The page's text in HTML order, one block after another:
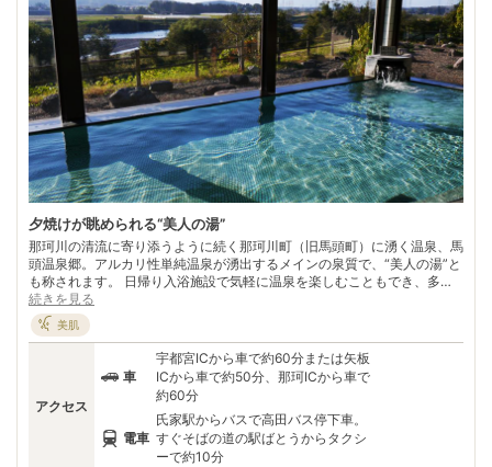
夕焼けが眺められる“美人の湯”
那珂川の清流に寄り添うように続く那珂川町（旧馬頭町）に湧く温泉、馬
頭温泉郷。アルカリ性単純温泉が湧出するメインの泉質で、“美人の湯”と
も称されます。 日帰り入浴施設で気軽に温泉を楽しむこともでき、多く
の温泉は西向きで、夕刻になると紅く揺れて沈む夕日を眺められるため、
『夕焼け温泉郷』とも呼ばれています。 美肌効果の高い泉質と自然豊か
な環境に惹かれ、リフレッシュ目的で訪れる観光客が後を絶たない。。代
表的な名産はそば。地元で採れたそば粉から丹念に打たれたそばは、喉越
し爽やかな細麺。点在するそば屋に立ち寄って、自慢の味を食べ比べてみ
るのも楽しい。
続きを見る
美肌
アクセス
車
宇都宮ICから車で約60分または矢板
ICから車で約50分、那珂ICから車で
約60分
電車
氏家駅からバスで高田バス停下車。
すぐそばの道の駅ばとうからタクシ
ーで約10分